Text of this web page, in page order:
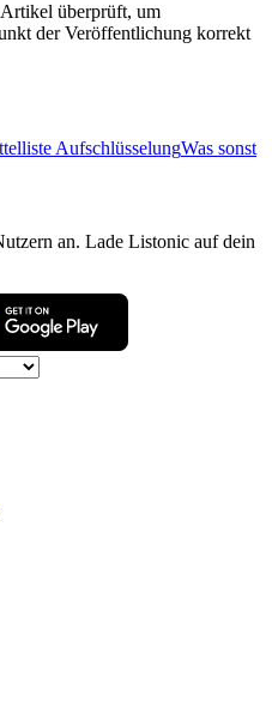
Artikel überprüft, um
der Veröffentlichung korrekt
AufschlüsselungWas sonst
an. Lade Listonic auf dein